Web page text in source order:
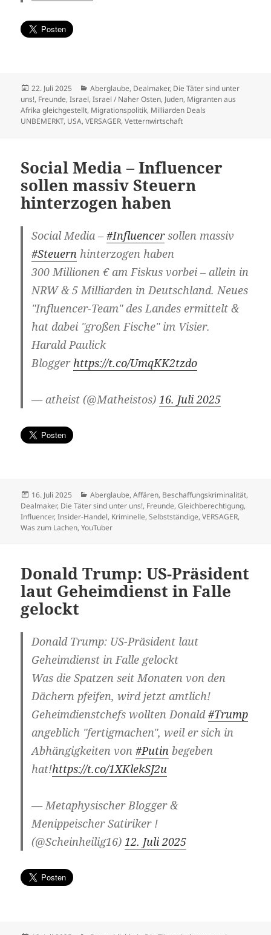
Veröffentlicht
am
22. Juli 2025 Kategorien
Aberglaube, Dealmaker, Die Täter sind unter
uns!, Freunde,Israel,Israel / Naher Osten, Juden, Migranten aus
Afrika gleichgestellt, Migrationspolitik, Milliarden Deals
UNBEMERKT, USA,VERSAGER,Vetternwirtschaft
Social Media – Influencer
sollen massiv Steuern
hinterzogen haben
Social Media –#Influencersollen massiv
#Steuern hinterzogen haben
300 Millionen € am Fiskus vorbei – allein in
NRW & 5 Milliarden in Deutschland. Neues
"Influencer-Team" des Landes ermittelt &
hat dabei "großen Fische" im Visier.
Harald Paulick
Blogger https://t.co/UmqKK2tzdo
— atheist (@Matheistos)16. Juli 2025
Veröffentlicht
am
16. Juli 2025 Kategorien
Aberglaube,Affären, Beschaffungskriminalität,
Dealmaker, Die Täter sind unter uns!, Freunde,Gleichberechtigung,
Influencer,Insider-Handel, Kriminelle,Selbstständige,VERSAGER,
Was zum Lachen,YouTuber
Donald Trump: US-Präsident
laut Geheimdienst in Falle
gelockt
Donald Trump: US-Präsident laut
Geheimdienst in Falle gelockt
Was die Spatzen seit Monaten von den
Dächern pfeifen, wird jetzt amtlich!
Geheimdienstchefs wollten Donald#Trump
angeblich "fertigmachen", weil er sich in
Abhängigkeiten von#Putin begeben
hat!https://t.co/1XKlekSJ2u
— Metaphysischer Blogger &
Menippeischer Satiriker !
(@Scheinheilig16)12. Juli 2025